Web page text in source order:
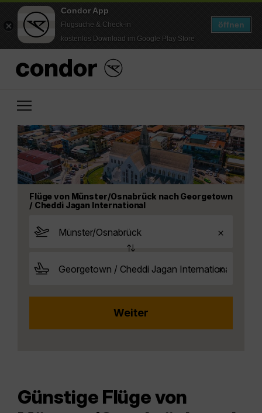
Condor App
Flugsuche & Check-in
kostenlos Download im Google Play Store
öffnen
Flüge von Münster/Osnabrück nach Georgetown
/ Cheddi Jagan International
Günstige Flüge von